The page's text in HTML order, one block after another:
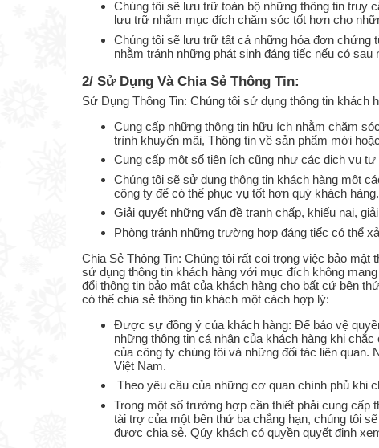
Chúng tôi sẽ lưu trữ toàn bộ những thông tin truy
lưu trữ nhằm mục đích chăm sóc tốt hơn cho
Chúng tôi sẽ lưu trữ tất cả những hóa đơn
nhằm tránh những phát sinh đáng tiếc nếu có sau
2/ Sử Dụng Và Chia Sẻ Thông Tin:
Sử Dụng Thông Tin: Chúng tôi sử dụng thông tin khách
Cung cấp những thông tin hữu ích nhằm chăm
trình khuyến mãi, Thông tin về sản phẩm mới
Cung cấp một số tiện ích cũng như các dịch vụ
Chúng tôi sẽ sử dụng thông tin khách hàng một
công ty để có thể phục vụ tốt hơn quý khách hàng.
Giải quyết những vấn đề tranh chấp, khiếu nại,
Phòng tránh những trường hợp đáng tiếc có thể
Chia Sẻ Thông Tin: Chúng tôi rất coi trọng việc bảo
sử dụng thông tin khách hàng với mục đích không
đổi thông tin bảo mật của khách hàng cho bất cứ bên
có thể chia sẻ thông tin khách một cách hợp lý:
Được sự đồng ý của khách hàng: Để bảo vệ
những thông tin cá nhân của khách hàng khi
của công ty chúng tôi và những đối tác liên
Việt Nam.
Theo yêu cầu của những cơ quan chính phủ khi
Trong một số trường hợp cần thiết phải cung
tài trợ của một bên thứ ba chẳng hạn, chúng tôi
được chia sẻ. Qúy khách có quyền quyết định